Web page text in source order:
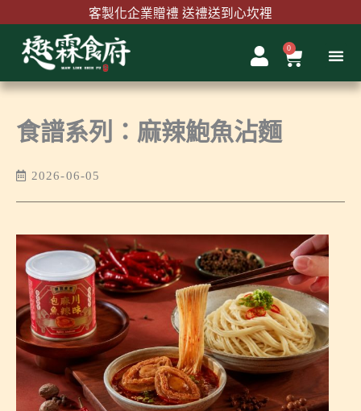
至
內
客製化企業贈禮 送禮送到心坎裡
首購結帳輸入『MAWLINK100』現折100元
0
購
物
籃
食譜系列：麻辣鮑魚沾麵
2026-06-05